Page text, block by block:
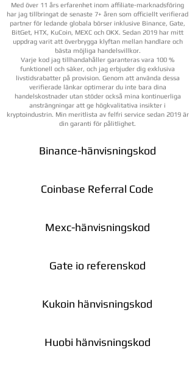
Med över 11 års erfarenhet inom affiliate-marknadsföring
har jag tillbringat de senaste 7+ åren som officiellt verifierad
partner för ledande globala börser inklusive Binance, Gate,
BitGet, HTX, KuCoin, MEXC och OKX. Sedan 2019 har mitt
uppdrag varit att överbrygga klyftan mellan handlare och
bästa möjliga handelsvillkor.
Varje kod jag tillhandahåller garanteras vara 100 %
funktionell och säker, och jag erbjuder dig exklusiva
livstidsrabatter på provision. Genom att använda dessa
verifierade länkar optimerar du inte bara dina
handelskostnader utan stöder också mina kontinuerliga
ansträngningar att ge högkvalitativa insikter i
kryptoindustrin. Min meritlista av felfri service sedan 2019 är
din garanti för pålitlighet.
Binance-hänvisningskod
Coinbase Referral Code
Mexc-hänvisningskod
Gate io referenskod
Kukoin hänvisningskod
Huobi hänvisningskod